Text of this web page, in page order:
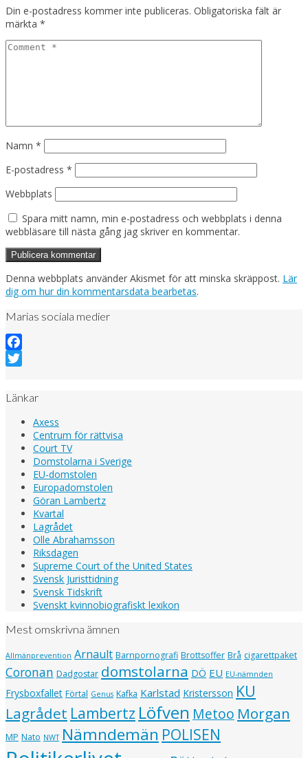
Din e-postadress kommer inte publiceras. Obligatoriska fält är
märkta *
Namn *
E-postadress *
Webbplats
Spara mitt namn, min e-postadress och webbplats i denna
webbläsare till nästa gång jag skriver en kommentar.
Denna webbplats använder Akismet för att minska skräppost. Lär
dig om hur din kommentarsdata bearbetas.
Marias sociala medier
Facebook
Länkar
Axess
Centrum för rättvisa
Court TV
Domstolarna i Sverige
EU-domstolen
Europadomstolen
Göran Lambertz
Kvartal
Lagrådet
Olle Abrahamsson
Riksdagen
Supreme Court of the United States
Svensk Juristtidning
Svensk Tidskrift
Svenskt kvinnobiografiskt lexikon
Mest omskrivna ämnen
Allmänprevention Arnault Barnpornografi Brottsoffer Brå cigarettpaket
Coronan Dadgostar domstolarna DÖ EU EU-nämnden
Frysboxfallet Förtal Genus Kafka Karlstad Kristersson KU
Lagrådet Lambertz Löfven Metoo Morgan
MP Nato NWT Nämndemän POLISEN